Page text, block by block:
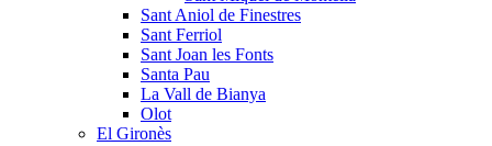
Sant Aniol de Finestres
Sant Ferriol
Sant Joan les Fonts
Santa Pau
La Vall de Bianya
Olot
El Gironès